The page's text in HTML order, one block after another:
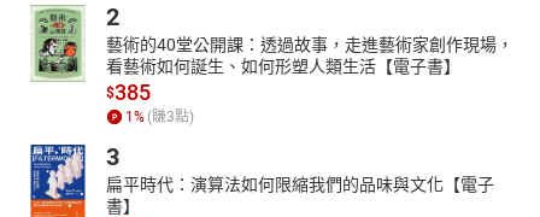
2
藝術的40堂公開課：透過故事，走進藝術家創作現場，
看藝術如何誕生、如何形塑人類生活【電子書】
$385
1% (賺3點)
3
扁平時代：演算法如何限縮我們的品味與文化【電子
書】